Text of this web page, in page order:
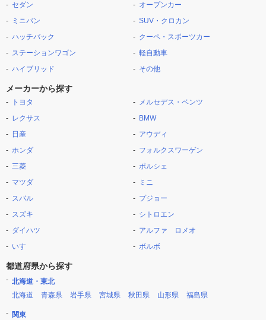
セダン
ミニバン
ハッチバック
ステーションワゴン
ハイブリッド
オープンカー
SUV・クロカン
クーペ・スポーツカー
軽自動車
その他
メーカーから探す
トヨタ
レクサス
日産
ホンダ
三菱
マツダ
スバル
スズキ
ダイハツ
いすゞ
メルセデス・ベンツ
BMW
アウディ
フォルクスワーゲン
ポルシェ
ミニ
プジョー
シトロエン
アルファ ロメオ
ボルボ
都道府県から探す
北海道・東北
北海道
青森県 岩手県 宮城県 秋田県 山形県 福島県
関東